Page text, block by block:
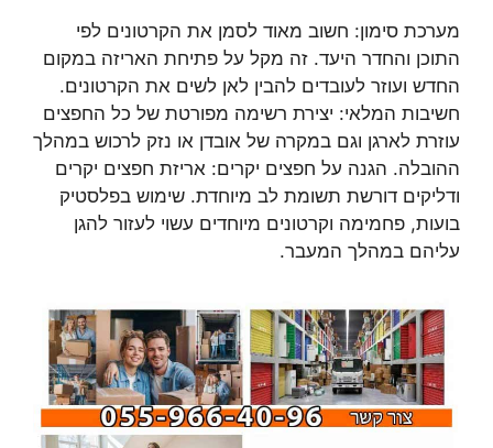
מערכת סימון: חשוב מאוד לסמן את הקרטונים לפי
התוכן והחדר היעד. זה מקל על פתיחת האריזה במקום
החדש ועוזר לעובדים להבין לאן לשים את הקרטונים.
חשיבות המלאי: יצירת רשימה מפורטת של כל החפצים
עוזרת לארגן וגם במקרה של אובדן או נזק לרכוש במהלך
ההובלה. הגנה על חפצים יקרים: אריזת חפצים יקרים
ודליקים דורשת תשומת לב מיוחדת. שימוש בפלסטיק
בועות, פחמימה וקרטונים מיוחדים עשוי לעזור להגן
עליהם במהלך המעבר.